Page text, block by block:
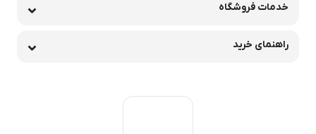
خدمات فروشگاه
راهنمای خرید